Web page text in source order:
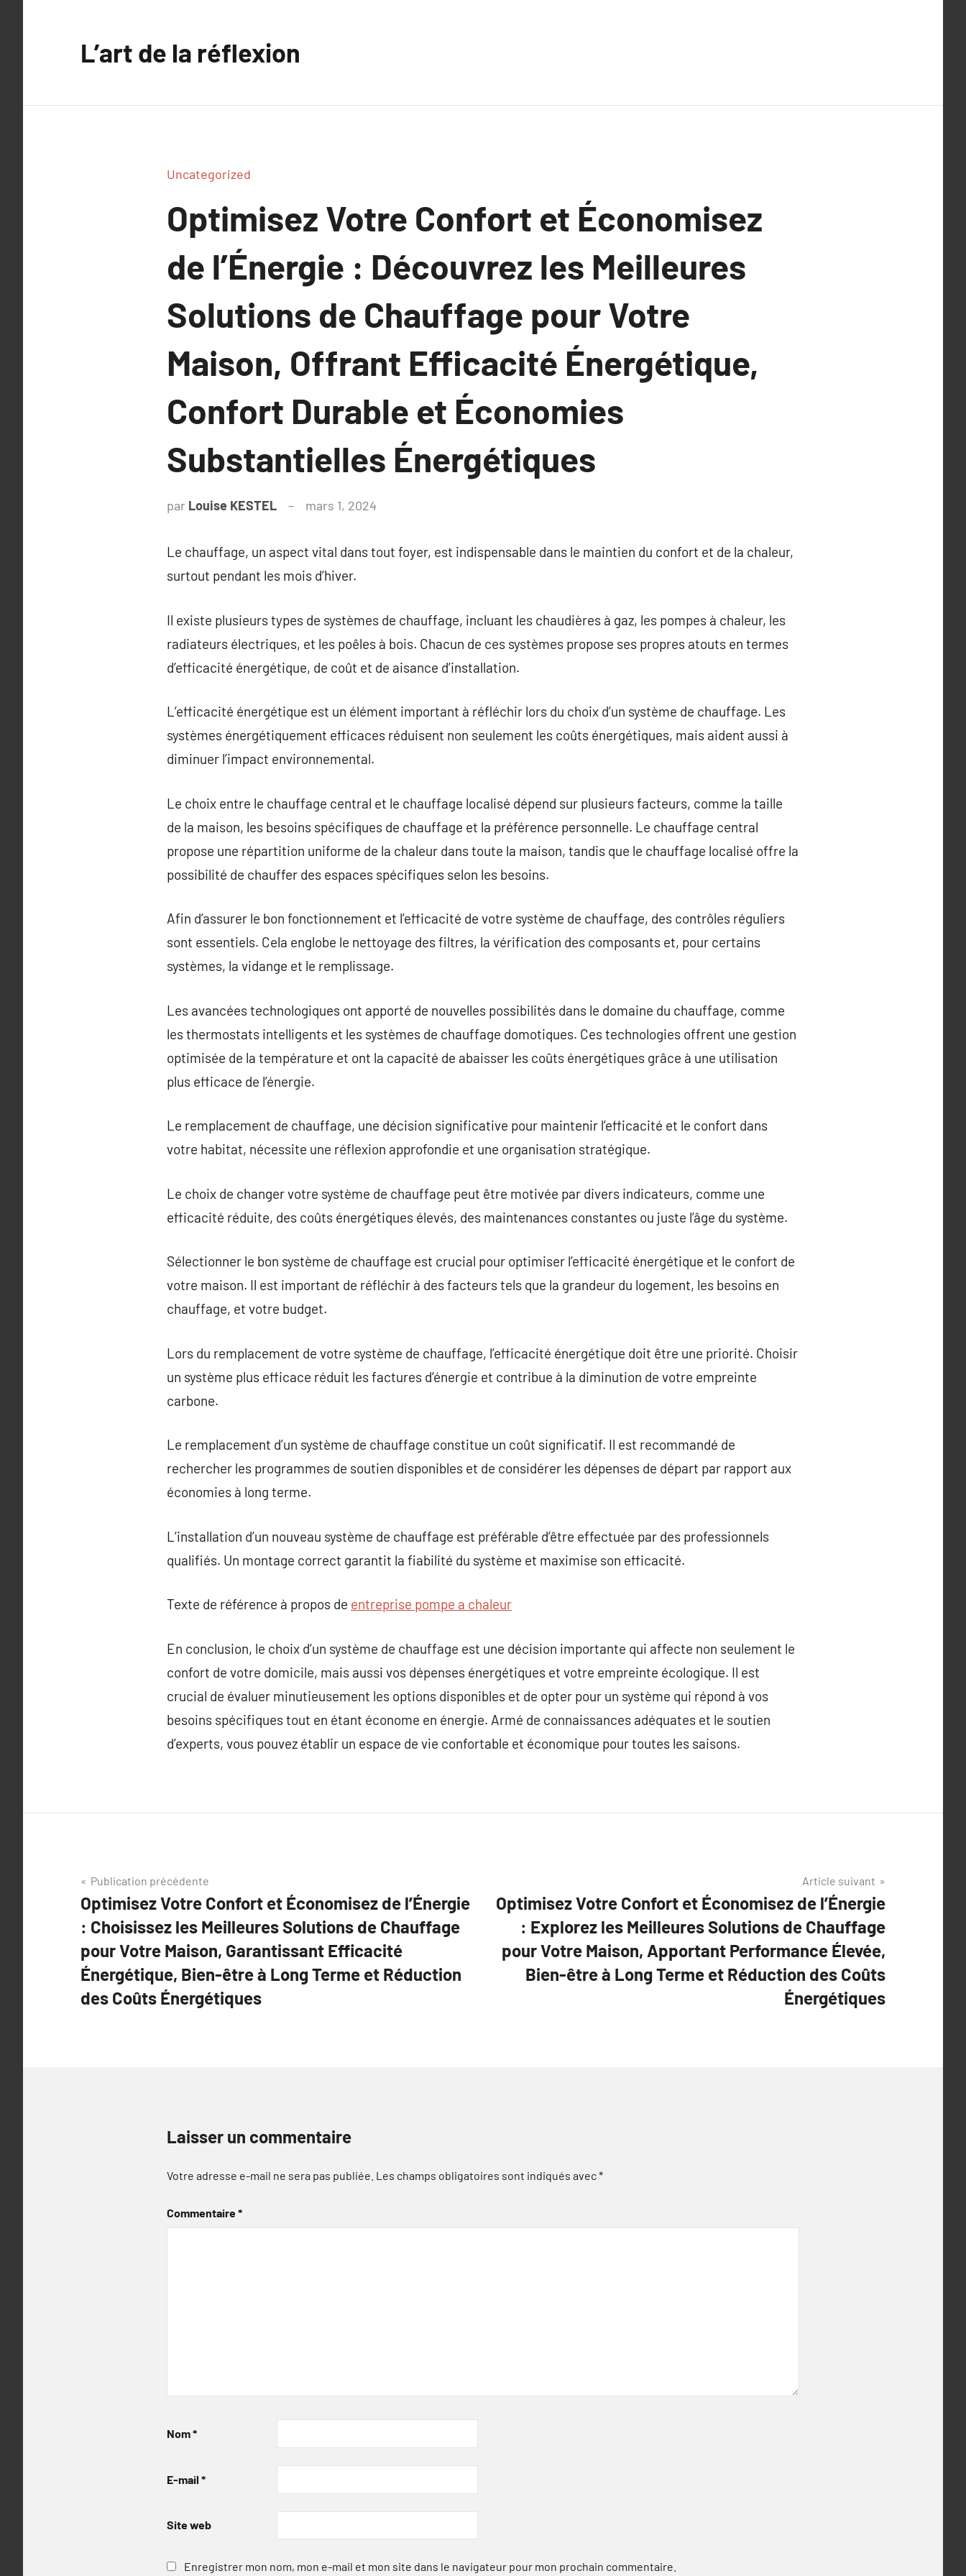
L’art de la réflexion
Uncategorized
Optimisez Votre Confort et Économisez
de l’Énergie : Découvrez les Meilleures
Solutions de Chauffage pour Votre
Maison, Offrant Efficacité Énergétique,
Confort Durable et Économies
Substantielles Énergétiques
par Louise KESTEL mars 1, 2024
Le chauffage, un aspect vital dans tout foyer, est indispensable dans le maintien du confort et de la chaleur,
surtout pendant les mois d’hiver.
Il existe plusieurs types de systèmes de chauffage, incluant les chaudières à gaz, les pompes à chaleur, les
radiateurs électriques, et les poêles à bois. Chacun de ces systèmes propose ses propres atouts en termes
d’efficacité énergétique, de coût et de aisance d’installation.
L’efficacité énergétique est un élément important à réfléchir lors du choix d’un système de chauffage. Les
systèmes énergétiquement efficaces réduisent non seulement les coûts énergétiques, mais aident aussi à
diminuer l’impact environnemental.
Le choix entre le chauffage central et le chauffage localisé dépend sur plusieurs facteurs, comme la taille
de la maison, les besoins spécifiques de chauffage et la préférence personnelle. Le chauffage central
propose une répartition uniforme de la chaleur dans toute la maison, tandis que le chauffage localisé offre la
possibilité de chauffer des espaces spécifiques selon les besoins.
Afin d’assurer le bon fonctionnement et l’efficacité de votre système de chauffage, des contrôles réguliers
sont essentiels. Cela englobe le nettoyage des filtres, la vérification des composants et, pour certains
systèmes, la vidange et le remplissage.
Les avancées technologiques ont apporté de nouvelles possibilités dans le domaine du chauffage, comme
les thermostats intelligents et les systèmes de chauffage domotiques. Ces technologies offrent une gestion
optimisée de la température et ont la capacité de abaisser les coûts énergétiques grâce à une utilisation
plus efficace de l’énergie.
Le remplacement de chauffage, une décision significative pour maintenir l’efficacité et le confort dans
votre habitat, nécessite une réflexion approfondie et une organisation stratégique.
Le choix de changer votre système de chauffage peut être motivée par divers indicateurs, comme une
efficacité réduite, des coûts énergétiques élevés, des maintenances constantes ou juste l’âge du système.
Sélectionner le bon système de chauffage est crucial pour optimiser l’efficacité énergétique et le confort de
votre maison. Il est important de réfléchir à des facteurs tels que la grandeur du logement, les besoins en
chauffage, et votre budget.
Lors du remplacement de votre système de chauffage, l’efficacité énergétique doit être une priorité. Choisir
un système plus efficace réduit les factures d’énergie et contribue à la diminution de votre empreinte
carbone.
Le remplacement d’un système de chauffage constitue un coût significatif. Il est recommandé de
rechercher les programmes de soutien disponibles et de considérer les dépenses de départ par rapport aux
économies à long terme.
L’installation d’un nouveau système de chauffage est préférable d’être effectuée par des professionnels
qualifiés. Un montage correct garantit la fiabilité du système et maximise son efficacité.
Texte de référence à propos de entreprise pompe a chaleur
En conclusion, le choix d’un système de chauffage est une décision importante qui affecte non seulement le
confort de votre domicile, mais aussi vos dépenses énergétiques et votre empreinte écologique. Il est
crucial de évaluer minutieusement les options disponibles et de opter pour un système qui répond à vos
besoins spécifiques tout en étant économe en énergie. Armé de connaissances adéquates et le soutien
d’experts, vous pouvez établir un espace de vie confortable et économique pour toutes les saisons.
Navigation
de
l’article
Publication précédente
Optimisez Votre Confort et Économisez de l’Énergie
: Choisissez les Meilleures Solutions de Chauffage
pour Votre Maison, Garantissant Efficacité
Énergétique, Bien-être à Long Terme et Réduction
des Coûts Énergétiques
Article suivant
Optimisez Votre Confort et Économisez de l’Énergie
: Explorez les Meilleures Solutions de Chauffage
pour Votre Maison, Apportant Performance Élevée,
Bien-être à Long Terme et Réduction des Coûts
Énergétiques
Laisser un commentaire
Votre adresse e-mail ne sera pas publiée. Les champs obligatoires sont indiqués avec*
Commentaire*
Nom*
E-mail *
Site web
Enregistrer mon nom, mon e-mail et mon site dans le navigateur pour mon prochain commentaire.